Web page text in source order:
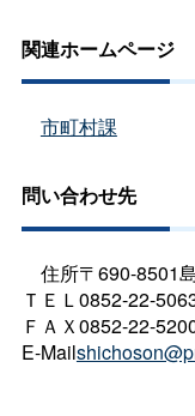
関連ホームページ
市町村課
問い合わせ先
住所〒690-8501
ＴＥＬ0852-22-
ＦＡＸ0852-22-
E-Mail